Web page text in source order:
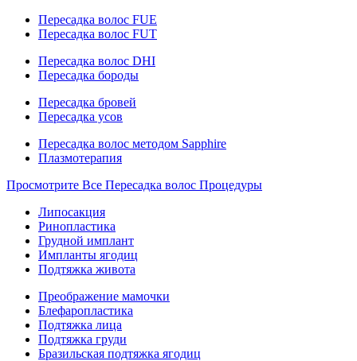
Пересадка волос FUE
Пересадка волос FUT
Пересадка волос DHI
Пересадка бороды
Пересадка бровей
Пересадка усов
Пересадка волос методом Sapphire
Плазмотерапия
Просмотрите Все Пересадка волос Процедуры
Липосакция
Ринопластика
Грудной имплант
Импланты ягодиц
Подтяжка живота
Преображение мамочки
Блефаропластика
Подтяжка лица
Подтяжка груди
Бразильская подтяжка ягодиц